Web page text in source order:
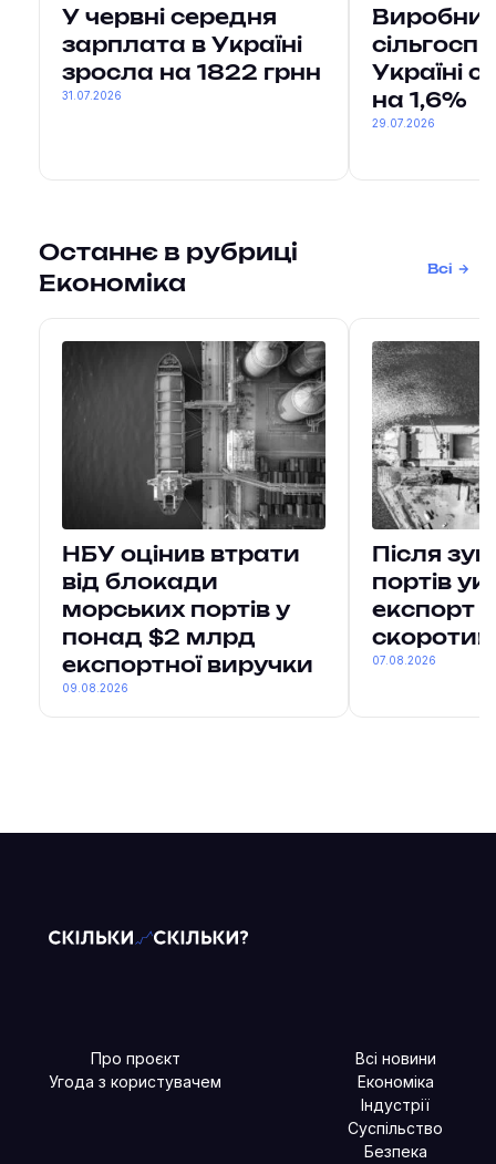
У червні середня
зарплата в Україні
зросла на 1822 грнн
31.07.2026
Україні
на 1,6%
29.07.2026
Останнє в рубриці
Економіка
Всі
НБУ оцінив втрати
від блокади
морських портів у
понад $2 млрд
експортної виручки
09.08.2026
Після
портів
експорт
07.08.2026
Про проєкт
Угода з користувачем
Всі новини
Економіка
Індустрії
Суспільство
Безпека